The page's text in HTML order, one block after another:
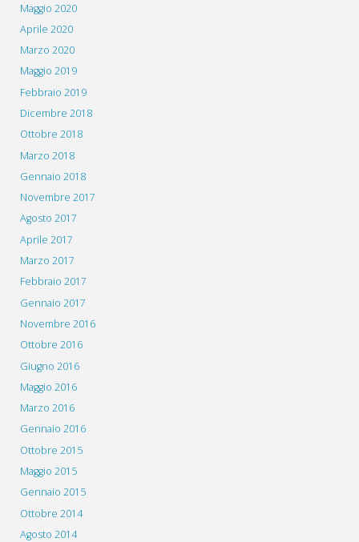
Maggio 2020
Aprile 2020
Marzo 2020
Maggio 2019
Febbraio 2019
Dicembre 2018
Ottobre 2018
Marzo 2018
Gennaio 2018
Novembre 2017
Agosto 2017
Aprile 2017
Marzo 2017
Febbraio 2017
Gennaio 2017
Novembre 2016
Ottobre 2016
Giugno 2016
Maggio 2016
Marzo 2016
Gennaio 2016
Ottobre 2015
Maggio 2015
Gennaio 2015
Ottobre 2014
Agosto 2014